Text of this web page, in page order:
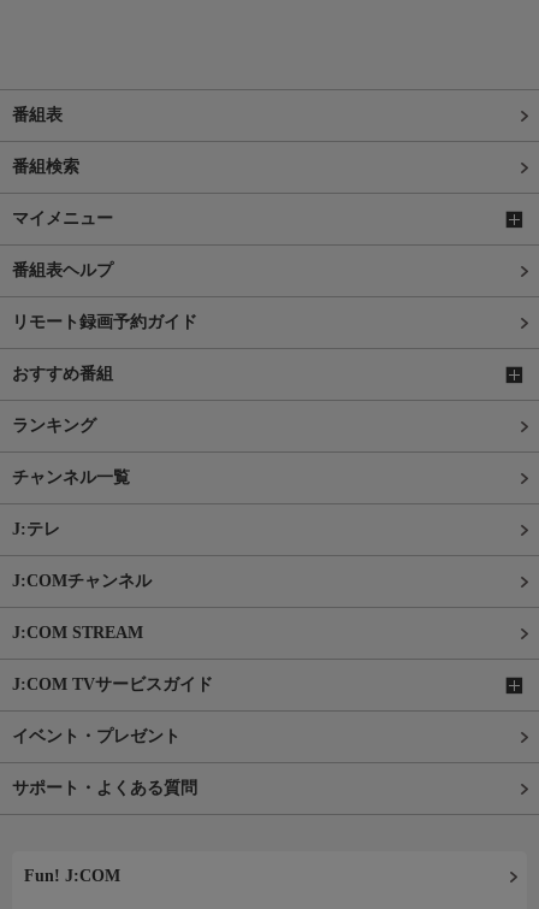
番組表
番組検索
マイメニュー
番組表ヘルプ
リモート録画予約ガイド
おすすめ番組
ランキング
チャンネル一覧
J:テレ
J:COMチャンネル
J:COM STREAM
J:COM TVサービスガイド
イベント・プレゼント
サポート・よくある質問
Fun! J:COM